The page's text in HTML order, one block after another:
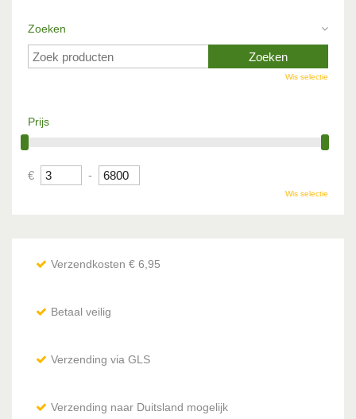
Zoeken
Wis selectie
Prijs
€ -
Wis selectie
Verzendkosten € 6,95
Betaal veilig
Verzending via GLS
Verzending naar Duitsland mogelijk